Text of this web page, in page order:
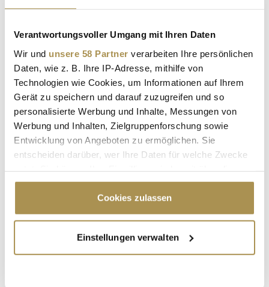
Verantwortungsvoller Umgang mit Ihren Daten
Wir und unsere 58 Partner verarbeiten Ihre persönlichen
Daten, wie z. B. Ihre IP-Adresse, mithilfe von
Technologien wie Cookies, um Informationen auf Ihrem
Gerät zu speichern und darauf zuzugreifen und so
personalisierte Werbung und Inhalte, Messungen von
Werbung und Inhalten, Zielgruppenforschung sowie
Entwicklung von Angeboten zu ermöglichen. Sie
entscheiden darüber, wer Ihre Daten für welche Zwecke
Cookie-Erklärung oder durch Klicken auf das Privacy
Trigger Symbol ändern oder widerrufen
Informationen über Ihre geografische Lage
erfassen, welche bis auf einige Meter genau sein
Cookies zulassen
Einstellungen verwalten